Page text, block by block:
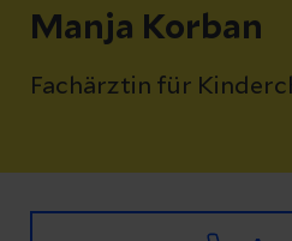
Manja Korban
Fachärztin für